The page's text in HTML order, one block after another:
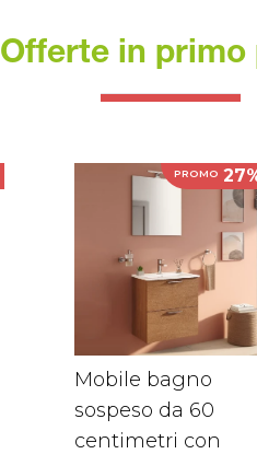
Offerte in primo
PROMO
Mobile bagno
sospeso da 60
centimetri con